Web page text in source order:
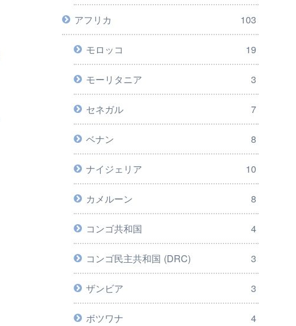
アフリカ 103
モロッコ 19
モーリタニア 3
セネガル 7
ベナン 8
ナイジェリア 10
カメルーン 8
コンゴ共和国 4
コンゴ民主共和国 (DRC) 3
ザンビア 3
ボツワナ 4